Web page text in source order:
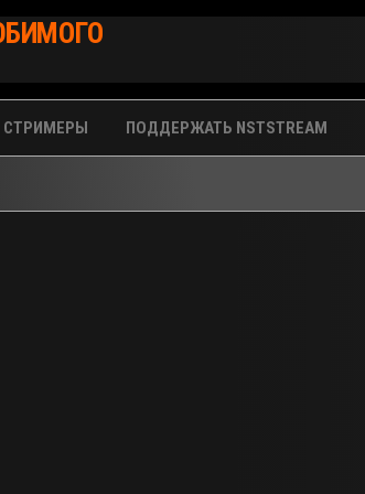
СТРИМЕРЫ ПОДДЕРЖАТЬ NSTSTREAM